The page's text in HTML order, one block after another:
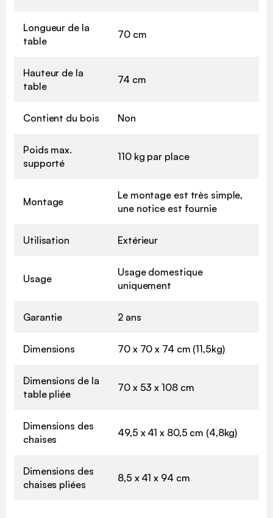
Longueur de la
table
70 cm
Hauteur de la
table
74 cm
Contient du bois Non
Poids max.
supporté
110 kg par place
Montage
Le montage est très simple,
une notice est fournie
Utilisation Extérieur
Usage
Usage domestique
uniquement
Garantie 2 ans
Dimensions 70 x 70 x 74 cm (11,5kg)
Dimensions de la
table pliée
70 x 53 x 108 cm
Dimensions des
chaises
49,5 x 41 x 80,5 cm (4,8kg)
Dimensions des
chaises pliées
8,5 x 41 x 94 cm